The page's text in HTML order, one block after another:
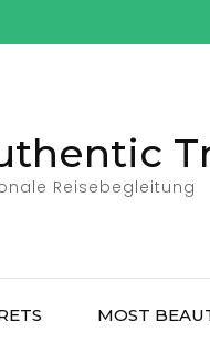
Reisebegleitung
MOST